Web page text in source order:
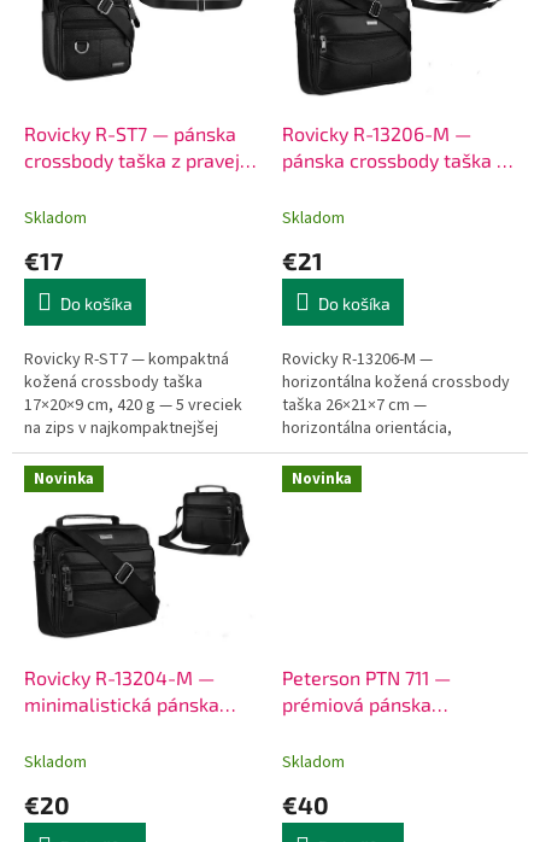
Rovicky R-ST7 — pánska
crossbody taška z pravej
Skladom
€17
Do košíka
Rovicky R-ST7 — kompaktná
kožená crossbody taška
17×20×9 cm, 420 g — 5 vreciek
na zips v najkompaktnejšej
koženej taške v ponuke. Teľacia
hladká koža, nastaviteľný
popruh 160...
Rovicky R-13206-M —
pánska crossbody taška z
zipsom
Skladom
€21
Do košíka
Rovicky R-13206-M —
horizontálna kožená crossbody
taška 26×21×7 cm —
horizontálna orientácia,
prirodzenejší prístup k obsahu
ako u vertikálnych tašiek. Tablet
10", zápisník A5...
Novinka
Rovicky R-13204-M —
minimalistická pánska
kože
Skladom
€20
Novinka
Peterson PTN 711 —
prémiová pánska
kože
Skladom
€40